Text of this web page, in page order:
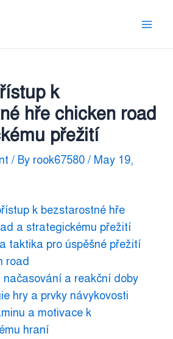
k
hře chicken road
přežití
/ By rook67580 / May 19,
k bezstarostné hře
a strategickému přežití
taktika pro úspěšné přežití
road
načasování a reakční doby
hry a prvky návykovosti
a motivace k
hraní